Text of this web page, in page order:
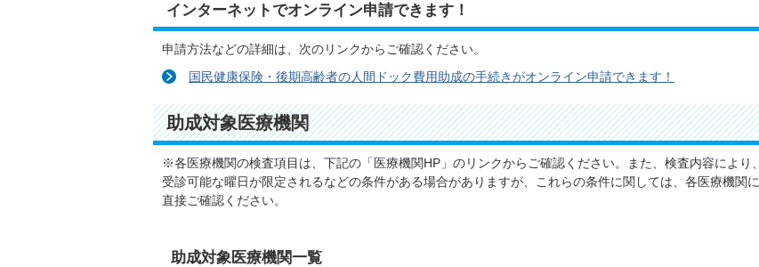
インターネットでオンライン申請できます！
申請方法などの詳細は、次のリンクからご確認ください。
国民健康保険・後期高齢者の人間ドック費用助成の手続きがオンライン申請できます！
助成対象医療機関
※各医療機関の検査項目は、下記の「医療機関HP」のリンクからご確認ください。また、検査内容により、
受診可能な曜日が限定されるなどの条件がある場合がありますが、これらの条件に関しては、各医療機関に
直接ご確認ください。
助成対象医療機関一覧